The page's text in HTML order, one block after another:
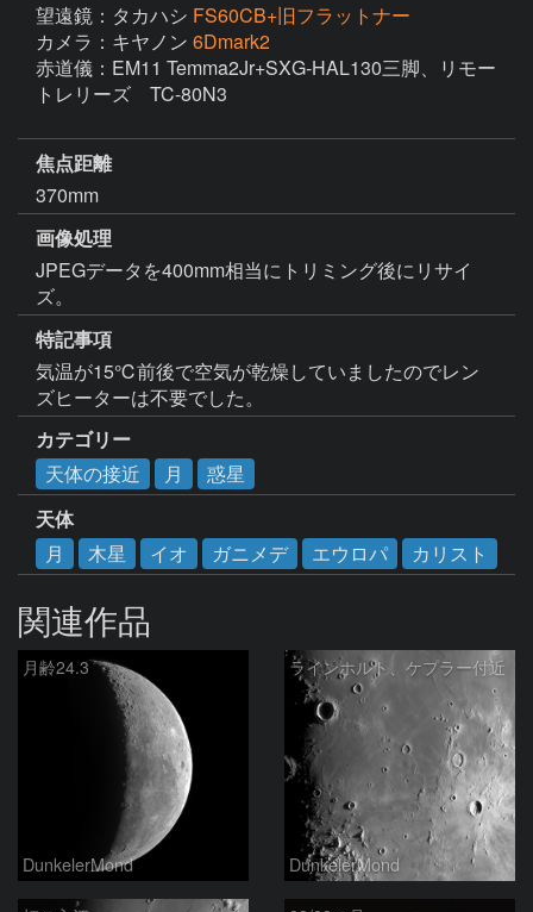
望遠鏡：タカハシ FS60CB+旧フラットナー
カメラ：キヤノン 6Dmark2
赤道儀：EM11 Temma2Jr+SXG-HAL130三脚、リモー
トレリーズ　TC-80N3
焦点距離
370mm
画像処理
JPEGデータを400mm相当にトリミング後にリサイ
ズ。
特記事項
気温が15℃前後で空気が乾燥していましたのでレン
ズヒーターは不要でした。
カテゴリー
天体の接近
月
惑星
天体
月
木星 イオ ガニメデ エウロパ カリスト
関連作品
月齢24.3
DunkelerMond
ラインホルト、ケプラー付近
DunkelerMond